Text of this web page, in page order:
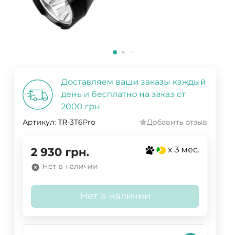
Доставляем ваши заказы каждый
день и бесплатно на заказ от
2000 грн
Артикул: TR-3T6Pro Добавить отзыв
2 930 грн. x 3 мес.
Нет в наличии
Нет в наличии